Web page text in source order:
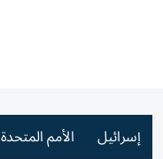
إسرائيل الأمم المتحدة